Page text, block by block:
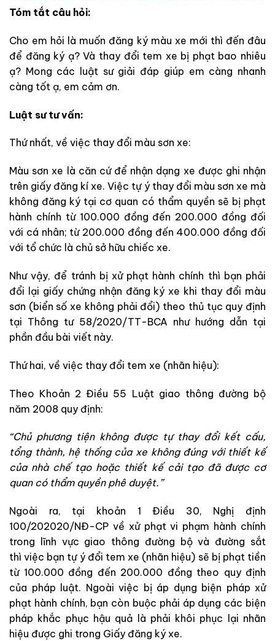
Tóm tắt câu hỏi:
Cho em hỏi là muốn đăng ký màu xe mới thì đến đâu
để đăng ký ạ? Và thay đổi tem xe bị phạt bao nhiêu
ạ? Mong các luật sư giải đáp giúp em càng nhanh
càng tốt ạ, em cảm ơn.
Luật sư tư vấn:
Thứ nhất, về việc thay đổi màu sơn xe:
Màu sơn xe là căn cứ để nhận dạng xe được ghi nhận
trên giấy đăng kí xe. Việc tự ý thay đổi màu sơn xe mà
không đăng ký tại cơ quan có thẩm quyền sẽ bị phạt
hành chính từ 100.000 đồng đến 200.000 đồng đối
với cá nhân; từ 200.000 đồng đến 400.000 đồng đối
với tổ chức là chủ sở hữu chiếc xe.
Như vậy, để tránh bị xử phạt hành chính thì bạn phải
đổi lại giấy chứng nhận đăng ký xe khi thay đổi màu
sơn (biển số xe không phải đổi) theo thủ tục quy định
tại Thông tư 58/2020/TT-BCA như hướng dẫn tại
phần đầu bài viết này.
Thứ hai, về việc thay đổi tem xe (nhãn hiệu):
Theo Khoản 2 Điều 55 Luật giao thông đường bộ
năm 2008 quy định:
“Chủ phương tiện không được tự thay đổi kết cấu,
tổng thành, hệ thống của xe không đúng với thiết kế
của nhà chế tạo hoặc thiết kế cải tạo đã được cơ
quan có thẩm quyền phê duyệt.”
Ngoài ra, tại khoản 1 Điều 30, Nghị định
100/202020/NĐ-CP về xử phạt vi phạm hành chính
trong lĩnh vực giao thông đường bộ và đường sắt
thì việc bạn tự ý đổi tem xe (nhãn hiệu) sẽ bị phạt tiền
từ 100.000 đồng đến 200.000 đồng theo quy định
của pháp luật. Ngoài việc bị áp dụng biện pháp xử
phạt hành chính, bạn còn buộc phải áp dụng các biện
pháp khắc phục hậu quả là phải khôi phục lại nhãn
hiệu được ghi trong Giấy đăng ký xe.